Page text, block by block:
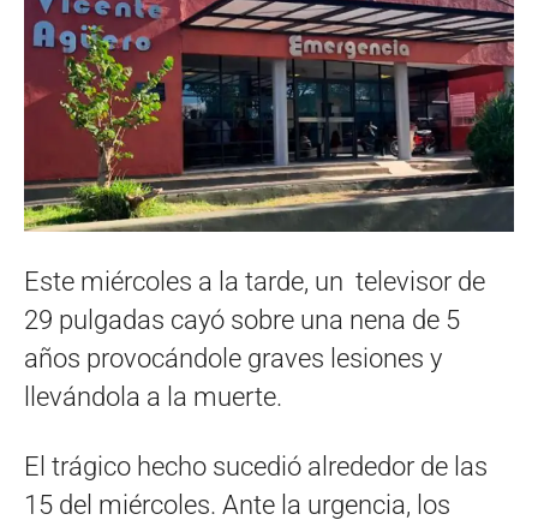
Este miércoles a la tarde, un televisor de
29 pulgadas cayó sobre una nena de 5
años provocándole graves lesiones y
llevándola a la muerte.
El trágico hecho sucedió alrededor de las
15 del miércoles. Ante la urgencia, los